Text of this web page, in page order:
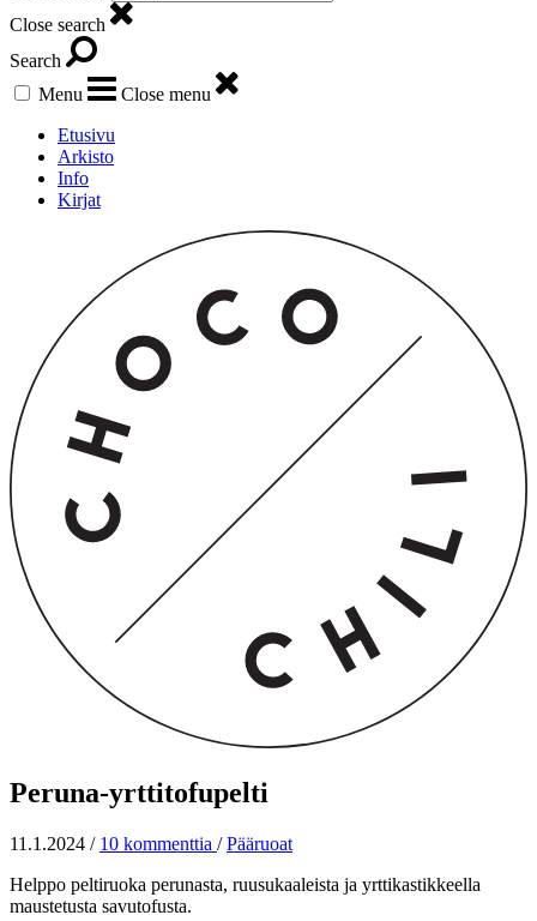
Close search
Search
Menu
Close menu
Etusivu
Arkisto
Info
Kirjat
Peruna-yrttitofupelti
11.1.2024 / 10 kommenttia / Pääruoat
Helppo peltiruoka perunasta, ruusukaaleista ja yrttikastikkeella
maustetusta savutofusta.